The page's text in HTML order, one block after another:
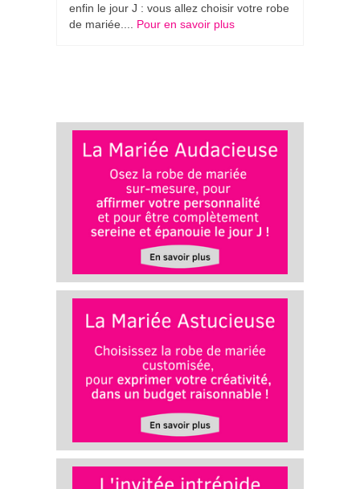
enfin le jour J : vous allez choisir votre robe
de mariée.... Pour en savoir plus